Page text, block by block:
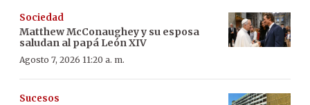
Sociedad
Matthew McConaughey y su esposa
saludan al papá León XIV
Agosto 7, 2026 11:20 a. m.
Sucesos